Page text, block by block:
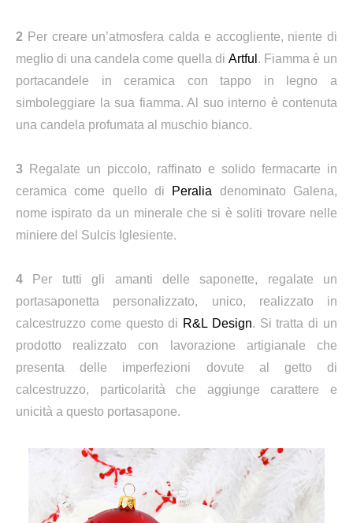
2 Per creare un’atmosfera calda e accogliente, niente di
meglio di una candela come quella di Artful . Fiamma è un
portacandele in ceramica con tappo in legno a
simboleggiare la sua fiamma. Al suo interno è contenuta
una candela profumata al muschio bianco.
3 Regalate un piccolo, raffinato e solido fermacarte in
ceramica come quello di Peralia denominato Galena,
nome ispirato da un minerale che si è soliti trovare nelle
miniere del Sulcis Iglesiente.
4
Per tutti gli amanti delle saponette, regalate un
portasaponetta personalizzato, unico, realizzato in
calcestruzzo come questo di R&L Design. Si tratta di un
prodotto realizzato con lavorazione artigianale che
presenta delle imperfezioni dovute al getto di
calcestruzzo, particolarità che aggiunge carattere e
unicità a questo portasapone.